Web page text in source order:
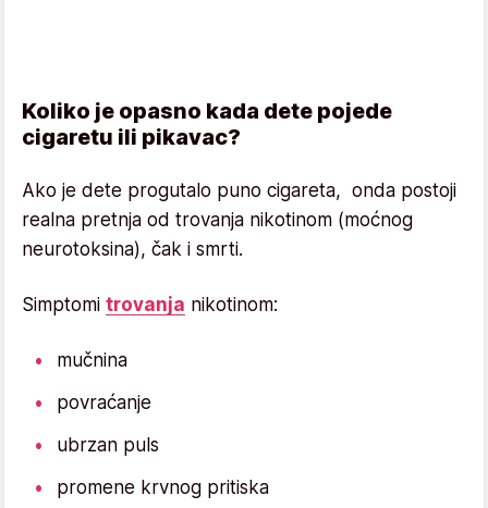
Koliko je opasno kada dete pojede
cigaretu ili pikavac?
Ako je dete progutalo puno cigareta, onda postoji
realna pretnja od trovanja nikotinom (moćnog
neurotoksina), čak i smrti.
Simptomi trovanja nikotinom:
mučnina
povraćanje
ubrzan puls
promene krvnog pritiska